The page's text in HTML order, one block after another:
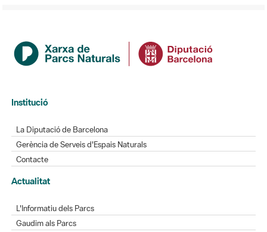
Institució
La Diputació de Barcelona
Gerència de Serveis d'Espais Naturals
Contacte
Actualitat
L'Informatiu dels Parcs
Gaudim als Parcs